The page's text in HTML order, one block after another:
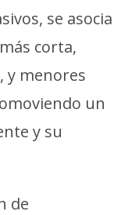
se asocia
corta,
y menores
un
y su
de